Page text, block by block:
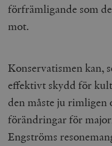
förfrämligande som
mot.
Konservatismen kan,
effektivt skydd för
den måste ju rimligen
förändringar för
Engströms